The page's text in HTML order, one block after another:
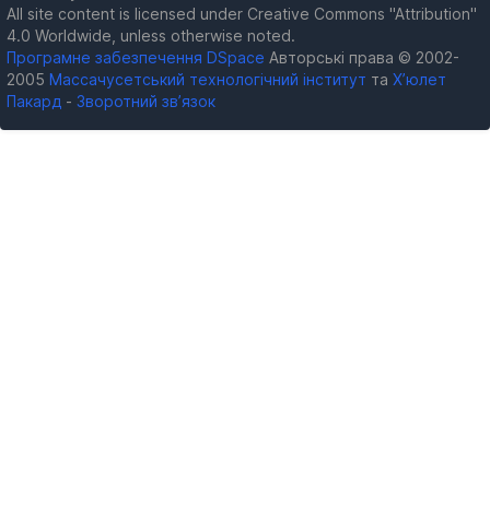
All site content is licensed under Creative Commons "Attribution"
4.0 Worldwide, unless otherwise noted.
Програмне забезпечення DSpace Авторські права © 2002-
2005 Массачусетський технологічний інститут та Х’юлет
Пакард - Зворотний зв’язок